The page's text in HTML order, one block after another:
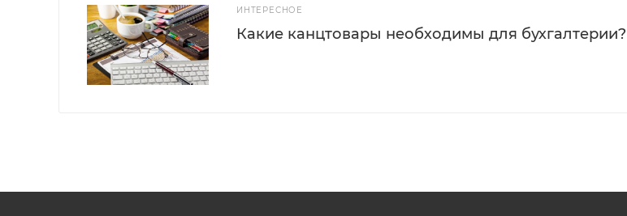
ИНТЕРЕСНОЕ
Какие канцтовары необходимы для бухгалтерии?